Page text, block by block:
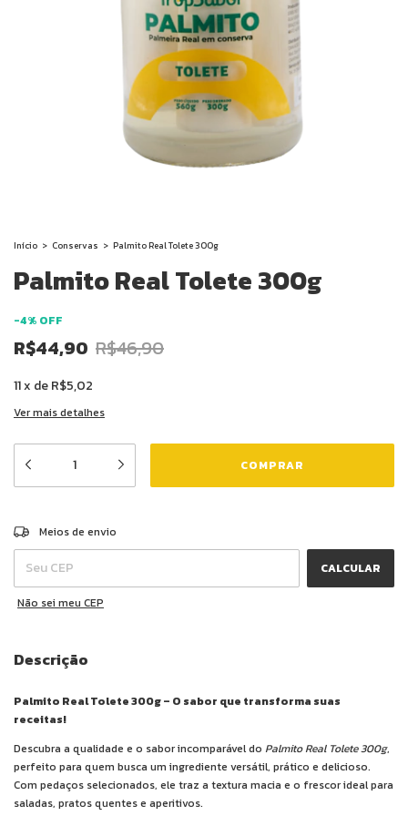
Início > Conservas > Palmito Real Tolete 300g
Palmito Real Tolete 300g
-4% OFF
R$44,90 R$46,90
11x deR$5,02
Ver mais detalhes
Entregas para o CEP:
Meios de envio
CALCULAR
Não sei meu CEP
Descrição
Palmito Real Tolete 300g – O sabor que transforma suas
receitas!
Descubra a qualidade e o sabor incomparável do Palmito Real Tolete 300g,
perfeito para quem busca um ingrediente versátil, prático e delicioso.
Com pedaços selecionados, ele traz a textura macia e o frescor ideal para
saladas, pratos quentes e aperitivos.